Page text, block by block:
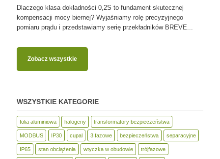
Dlaczego klasa dokładności 0,2S to fundament skutecznej
kompensacji mocy biernej? Wyjaśniamy rolę precyzyjnego
pomiaru prądu i przedstawiamy serię przekładników BREVE...
Zobacz wszystkie
WSZYSTKIE KATEGORIE
folia aluminiowa halogeny transformatory bezpieczeństwa
MODBUS IP30 cupal 3 fazowe bezpieczeństwa separacyjne
IP65 stan obciążenia wtyczka w obudowie trójfazowe